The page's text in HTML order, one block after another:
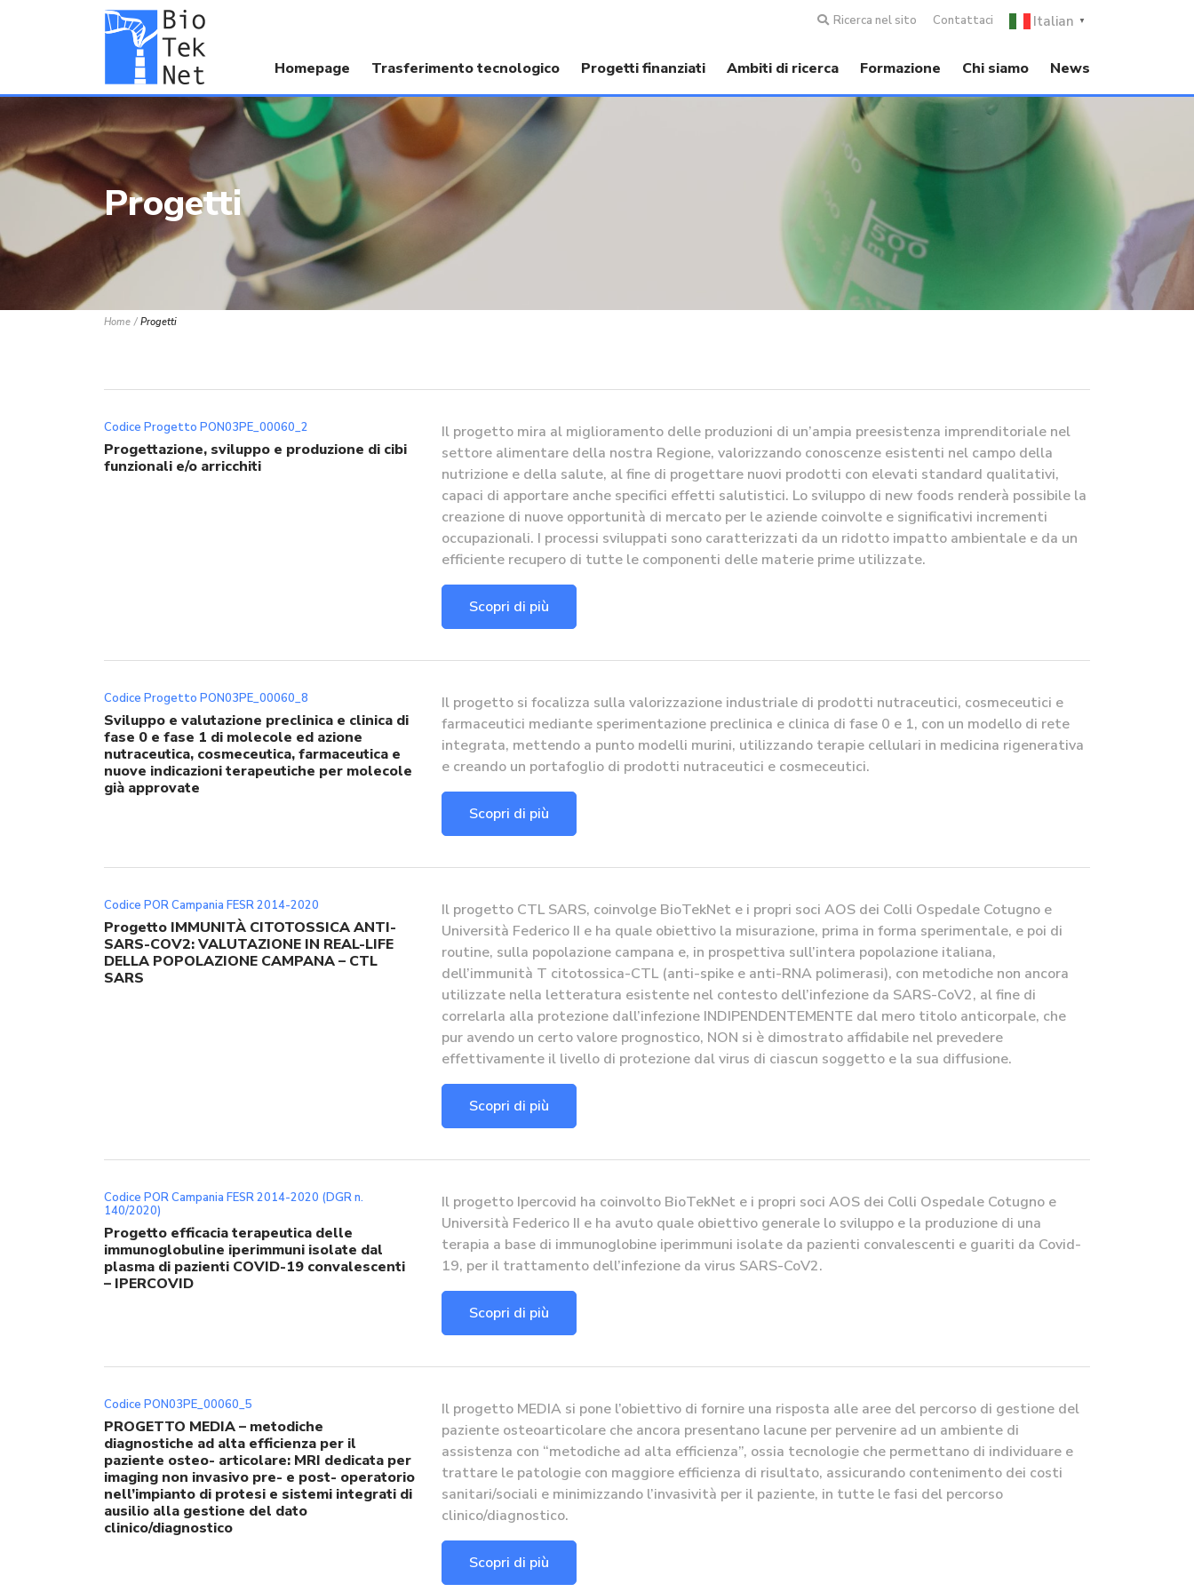
Ricerca nel sito Contattaci Italian ▼
Homepage Trasferimento tecnologico Progetti finanziati Ambiti di ricerca Formazione Chi siamo News
Progetti
Home Progetti
Codice Progetto PON03PE_00060_2
Progettazione, sviluppo e produzione di cibi
funzionali e/o arricchiti
Il progetto mira al miglioramento delle produzioni di un’ampia preesistenza imprenditoriale nel
settore alimentare della nostra Regione, valorizzando conoscenze esistenti nel campo della
nutrizione e della salute, al fine di progettare nuovi prodotti con elevati standard qualitativi,
capaci di apportare anche specifici effetti salutistici. Lo sviluppo di new foods renderà possibile la
creazione di nuove opportunità di mercato per le aziende coinvolte e significativi incrementi
occupazionali. I processi sviluppati sono caratterizzati da un ridotto impatto ambientale e da un
efficiente recupero di tutte le componenti delle materie prime utilizzate.
Scopri di più
Codice Progetto PON03PE_00060_8
Sviluppo e valutazione preclinica e clinica di
fase 0 e fase 1 di molecole ed azione
nutraceutica, cosmeceutica, farmaceutica e
nuove indicazioni terapeutiche per molecole
già approvate
Il progetto si focalizza sulla valorizzazione industriale di prodotti nutraceutici, cosmeceutici e
farmaceutici mediante sperimentazione preclinica e clinica di fase 0 e 1, con un modello di rete
integrata, mettendo a punto modelli murini, utilizzando terapie cellulari in medicina rigenerativa
e creando un portafoglio di prodotti nutraceutici e cosmeceutici.
Scopri di più
Codice POR Campania FESR 2014-2020
Progetto IMMUNITÀ CITOTOSSICA ANTI-
SARS-COV2: VALUTAZIONE IN REAL-LIFE
DELLA POPOLAZIONE CAMPANA – CTL
SARS
Il progetto CTL SARS, coinvolge BioTekNet e i propri soci AOS dei Colli Ospedale Cotugno e
Università Federico II e ha quale obiettivo la misurazione, prima in forma sperimentale, e poi di
routine, sulla popolazione campana e, in prospettiva sull’intera popolazione italiana,
dell’immunità T citotossica-CTL (anti-spike e anti-RNA polimerasi), con metodiche non ancora
utilizzate nella letteratura esistente nel contesto dell’infezione da SARS-CoV2, al fine di
correlarla alla protezione dall’infezione INDIPENDENTEMENTE dal mero titolo anticorpale, che
pur avendo un certo valore prognostico, NON si è dimostrato affidabile nel prevedere
effettivamente il livello di protezione dal virus di ciascun soggetto e la sua diffusione.
Scopri di più
Codice POR Campania FESR 2014-2020 (DGR n.
140/2020)
Progetto efficacia terapeutica delle
immunoglobuline iperimmuni isolate dal
plasma di pazienti COVID-19 convalescenti
– IPERCOVID
Il progetto Ipercovid ha coinvolto BioTekNet e i propri soci AOS dei Colli Ospedale Cotugno e
Università Federico II e ha avuto quale obiettivo generale lo sviluppo e la produzione di una
terapia a base di immunoglobine iperimmuni isolate da pazienti convalescenti e guariti da Covid-
19, per il trattamento dell’infezione da virus SARS-CoV2.
Scopri di più
Codice PON03PE_00060_5
PROGETTO MEDIA – metodiche
diagnostiche ad alta efficienza per il
paziente osteo- articolare: MRI dedicata per
imaging non invasivo pre- e post- operatorio
nell’impianto di protesi e sistemi integrati di
ausilio alla gestione del dato
clinico/diagnostico
Il progetto MEDIA si pone l’obiettivo di fornire una risposta alle aree del percorso di gestione del
paziente osteoarticolare che ancora presentano lacune per pervenire ad un ambiente di
assistenza con “metodiche ad alta efficienza”, ossia tecnologie che permettano di individuare e
trattare le patologie con maggiore efficienza di risultato, assicurando contenimento dei costi
sanitari/sociali e minimizzando l’invasività per il paziente, in tutte le fasi del percorso
clinico/diagnostico.
Scopri di più